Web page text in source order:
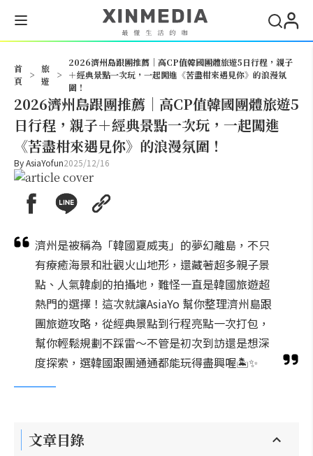
首
頁
>
旅
遊
>
2026濟州島跟團推薦｜高CP值韓國團體旅遊5日行程，親子
＋經典景點一次玩，一起闖進《苦盡柑來遇見你》的浪漫氛
圍！
2026濟州島跟團推薦｜高CP值韓國團體旅遊5
日行程，親子＋經典景點一次玩，一起闖進
《苦盡柑來遇見你》的浪漫氛圍！
ByAsiaYofun2025/12/16
濟州是被稱為「韓國夏威夷」的夢幻離島，不只
有療癒海景和壯觀火山地形，還藏著超多親子景
點、人氣韓劇的拍攝地，難怪一直是韓國旅遊超
熱門的選擇！這次就讓AsiaYo 幫你整理濟州島跟
團旅遊攻略，從經典景點到行程亮點一次打包，
幫你輕鬆規劃不踩雷～不管是初次到訪還是想深
度探索，選韓國跟團通通都能玩得盡興喔🏝️✨
文章目錄